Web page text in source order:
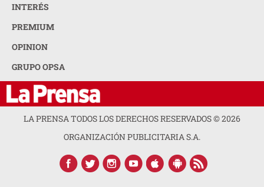
INTERÉS
PREMIUM
OPINION
GRUPO OPSA
LA PRENSA TODOS LOS DERECHOS RESERVADOS ©2026
ORGANIZACIÓN PUBLICITARIA S.A.